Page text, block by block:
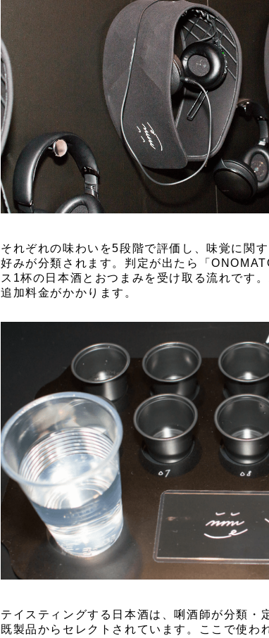
それぞれの味わいを5段階で評価し、味覚に関
好みが分類されます。判定が出たら「
ス1杯の日本酒とおつまみを受け取る流れです
追加料金がかかります。
テイスティングする日本酒は、唎酒師が分類・
既製品からセレクトされています。ここで使わ